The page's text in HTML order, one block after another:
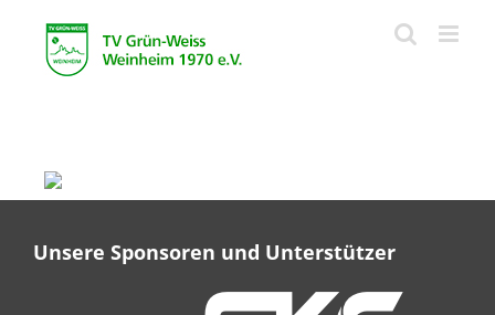
springen
Unsere Sponsoren und Unterstützer